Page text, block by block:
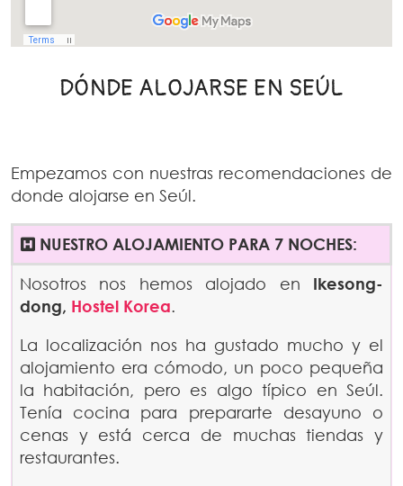
DÓNDE ALOJARSE EN SEÚL
Empezamos con nuestras recomendaciones de
donde alojarse en Seúl.
NUESTRO ALOJAMIENTO PARA 7 NOCHES:
Nosotros nos hemos alojado en Ikesong-
dong, Hostel Korea.
La localización nos ha gustado mucho y el
alojamiento era cómodo, un poco pequeña
la habitación, pero es algo típico en Seúl.
Tenía cocina para prepararte desayuno o
cenas y está cerca de muchas tiendas y
restaurantes.